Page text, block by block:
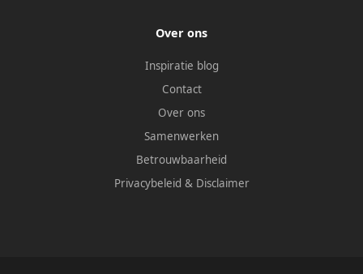
Over ons
Inspiratie blog
Contact
Over ons
Samenwerken
Betrouwbaarheid
Privacybeleid & Disclaimer